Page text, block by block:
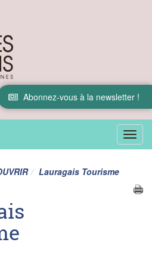
Abonnez-vous à la newsletter !
Menu
Lauragais Tourisme